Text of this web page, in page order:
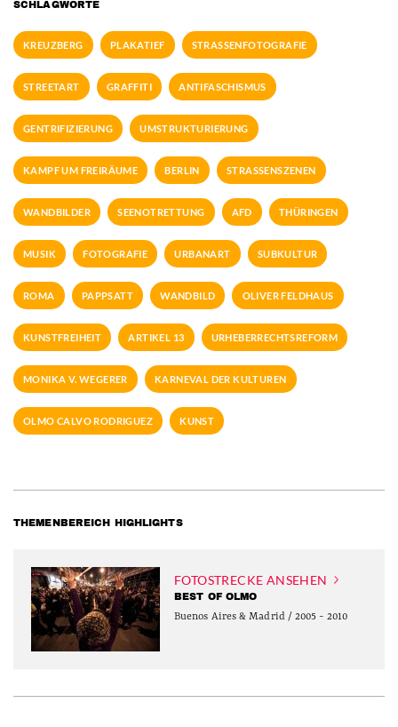
SCHLAGWORTE
KREUZBERG PLAKATIEF STRASSENFOTOGRAFIE
STREETART GRAFFITI ANTIFASCHISMUS
GENTRIFIZIERUNG UMSTRUKTURIERUNG
KAMPF UM FREIRÄUME BERLIN STRASSENSZENEN
WANDBILDER SEENOTRETTUNG AFD THÜRINGEN
MUSIK FOTOGRAFIE URBANART SUBKULTUR
ROMA PAPPSATT WANDBILD OLIVER FELDHAUS
KUNSTFREIHEIT ARTIKEL 13 URHEBERRECHTSREFORM
MONIKA V. WEGERER KARNEVAL DER KULTUREN
OLMO CALVO RODRIGUEZ KUNST
THEMENBEREICH HIGHLIGHTS
FOTOSTRECKE ANSEHEN
BEST OF OLMO
Buenos Aires & Madrid / 2005 - 2010